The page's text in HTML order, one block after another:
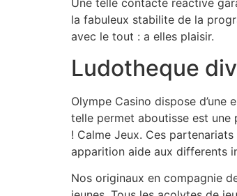
Une telle contacte reactive
la fabuleux stabilite de la
avec le tout : a elles plaisir.
Ludotheque
Olympe Casino dispose
telle permet aboutisse est une
! Calme Jeux. Ces
apparition aide aux differents
Nos originaux en compagnie